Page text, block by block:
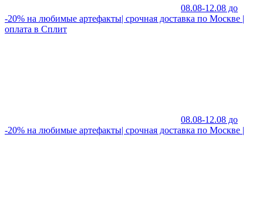
08.08-12.08 до
-20% на любимые артефакты| срочная доставка по Москве |
оплата в Сплит
08.08-12.08 до
-20% на любимые артефакты| срочная доставка по Москве |